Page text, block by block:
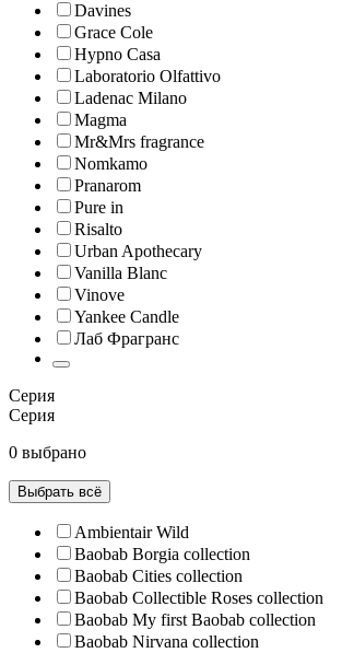
Davines
Grace Cole
Hypno Casa
Laboratorio Olfattivo
Ladenac Milano
Magma
Mr&Mrs fragrance
Nomkamo
Pranarom
Pure in
Risalto
Urban Apothecary
Vanilla Blanc
Vinove
Yankee Candle
Лаб Фрагранс
Серия
Серия
0 выбрано
Выбрать всё
Ambientair Wild
Baobab Borgia collection
Baobab Cities collection
Baobab Collectible Roses collection
Baobab My first Baobab collection
Baobab Nirvana collection